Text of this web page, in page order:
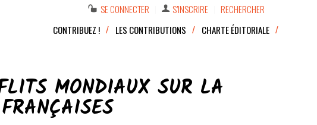
SE CONNECTER S’INSCRIRE
RECHERCHER
CONTRIBUEZ !
LES CONTRIBUTIONS CHARTE ÉDITORIALE
MONDIAUX SUR LA